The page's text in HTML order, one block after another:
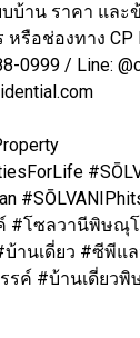
บ้าน ราคา และ
รือช่องทาง CP
0999 / Line:
#โซลวานีพิษณุ
บ้านเดี่ยว #ซีพี
รค์ #บ้านเดี่ยว